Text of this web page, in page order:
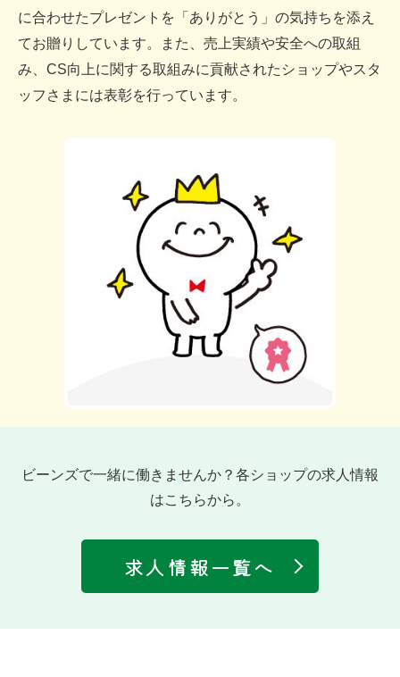
に合わせたプレゼントを「ありがとう」の気持ちを添え
てお贈りしています。また、売上実績や安全への取組
み、CS向上に関する取組みに貢献されたショップやスタ
ッフさまには表彰を行っています。
ビーンズで一緒に働きませんか？各ショップの求人情報
はこちらから。
求人情報一覧へ